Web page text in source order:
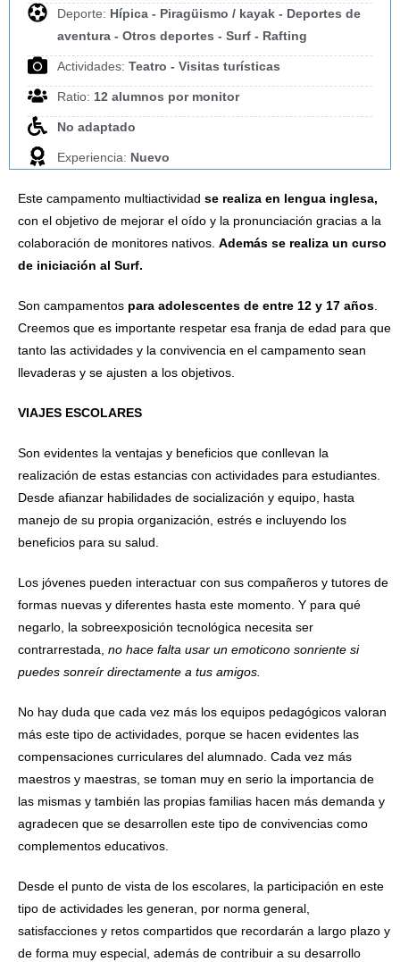
Deporte: Hípica - Piragüismo / kayak - Deportes de
aventura - Otros deportes - Surf - Rafting
Actividades: Teatro - Visitas turísticas
Ratio: 12 alumnos por monitor
No adaptado
Experiencia: Nuevo
Este campamento multiactividad se realiza en lengua inglesa,
con el objetivo de mejorar el oído y la pronunciación gracias a la
colaboración de monitores nativos. Además se realiza un curso
de iniciación al Surf.
Son campamentos para adolescentes de entre 12 y 17 años.
Creemos que es importante respetar esa franja de edad para que
tanto las actividades y la convivencia en el campamento sean
llevaderas y se ajusten a los objetivos.
VIAJES ESCOLARES
Son evidentes la ventajas y beneficios que conllevan la
realización de estas estancias con actividades para estudiantes.
Desde afianzar habilidades de socialización y equipo, hasta
manejo de su propia organización, estrés e incluyendo los
beneficios para su salud.
Los jóvenes pueden interactuar con sus compañeros y tutores de
formas nuevas y diferentes hasta este momento. Y para qué
negarlo, la sobreexposición tecnológica necesita ser
contrarrestada, no hace falta usar un emoticono sonriente si
puedes sonreír directamente a tus amigos.
No hay duda que cada vez más los equipos pedagógicos valoran
más este tipo de actividades, porque se hacen evidentes las
compensaciones curriculares del alumnado. Cada vez más
maestros y maestras, se toman muy en serio la importancia de
las mismas y también las propias familias hacen más demanda y
agradecen que se desarrollen este tipo de convivencias como
complementos educativos.
Desde el punto de vista de los escolares, la participación en este
tipo de actividades les generan, por norma general,
satisfacciones y retos compartidos que recordarán a largo plazo y
de forma muy especial, además de contribuir a su desarrollo